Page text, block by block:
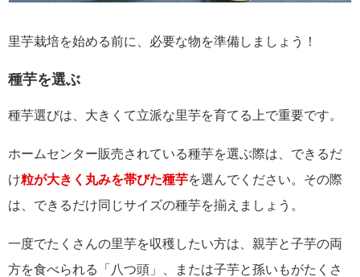
里芋栽培を始める前に、必要な物を準備しましょう！
種芋を選ぶ
種芋選びは、大きくて立派な里芋を育てる上で重要です。
ホームセンター販売されている種芋を選ぶ際は、できるだ
け粒が大きく丸みを帯びた種芋を選んでください。その際
は、できるだけ同じサイズの種芋を揃えましょう。
一度でたくさんの里芋を収穫したい方は、親芋と子芋の両
方を食べられる「八つ頭」、または子芋と孫いもがたくさ